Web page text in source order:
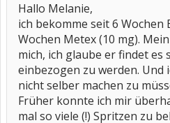
Hallo Melanie,
ich bekomme seit 6 Wochen
Wochen Metex (10 mg).
mich, ich glaube er findet es
einbezogen zu werden. Und
nicht selber machen zu
Früher konnte ich mir
mal so viele (!) Spritzen zu